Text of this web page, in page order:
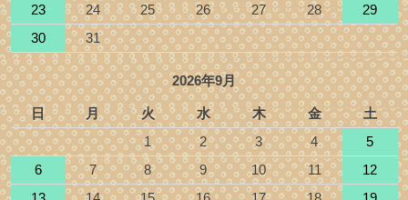
23
24 25 26 27 28
29
30
31
2026年9月
日 月 火 水 木 金
土
1
2 3 4
5
6
7 8 9 10 11
12